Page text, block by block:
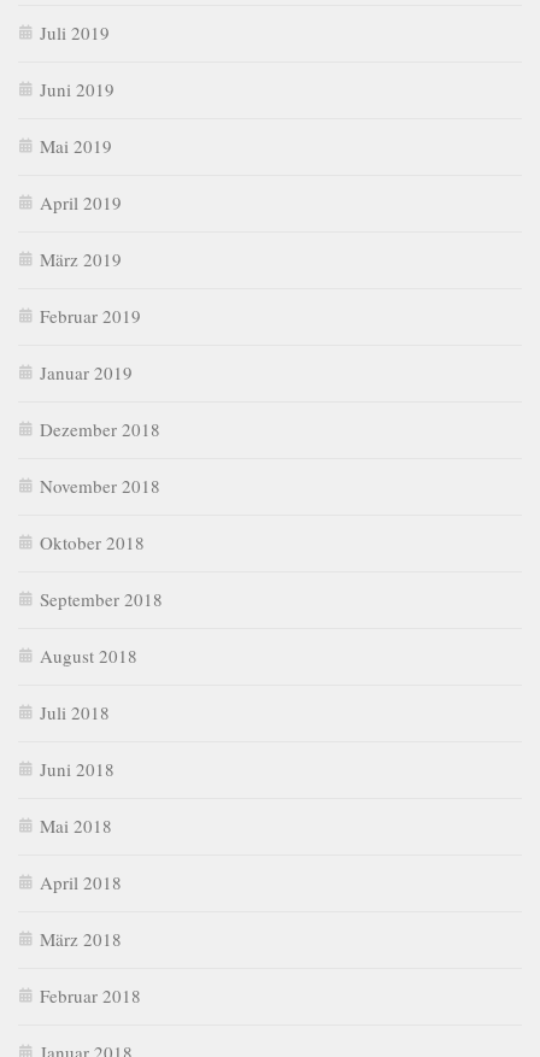
Juli 2019
Juni 2019
Mai 2019
April 2019
März 2019
Februar 2019
Januar 2019
Dezember 2018
November 2018
Oktober 2018
September 2018
August 2018
Juli 2018
Juni 2018
Mai 2018
April 2018
März 2018
Februar 2018
Januar 2018